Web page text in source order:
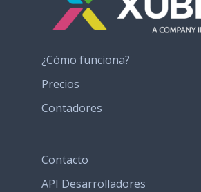
¿Cómo funciona?
Precios
Contadores
Contacto
API Desarrolladores